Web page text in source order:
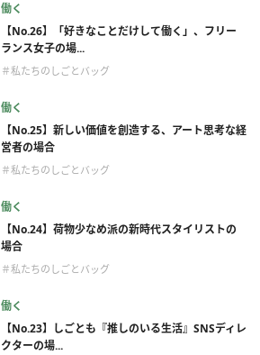
働く
【No.26】「好きなことだけして働く」、フリー
ランス女子の場...
＃私たちのしごとバッグ
働く
【No.25】新しい価値を創造する、アート思考な経
営者の場合
＃私たちのしごとバッグ
働く
【No.24】荷物少なめ派の新時代スタイリストの
場合
＃私たちのしごとバッグ
働く
【No.23】しごとも『推しのいる生活』SNSディレ
クターの場...